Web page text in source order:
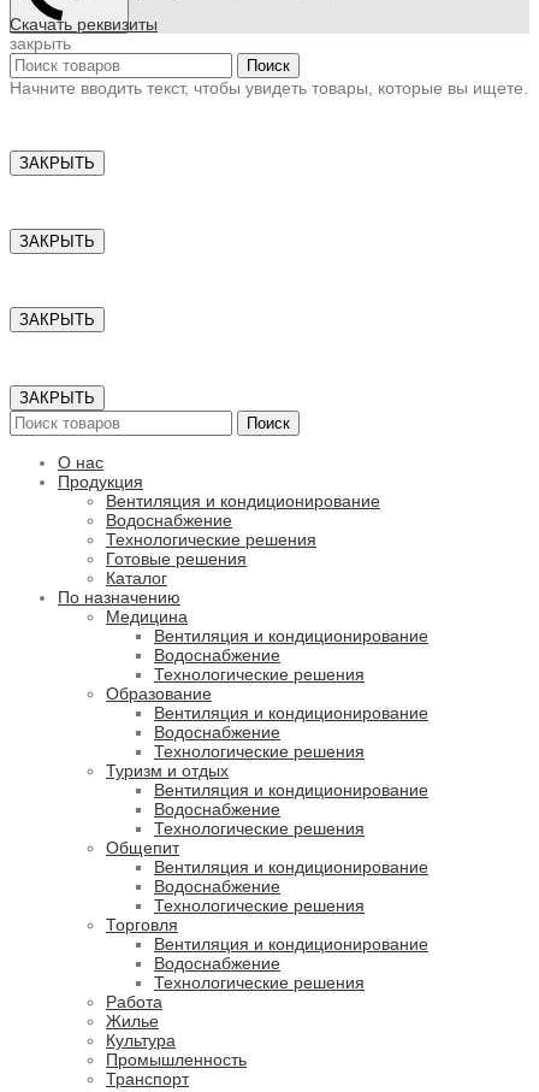
Скачать реквизиты
закрыть
Поиск
Начните вводить текст, чтобы увидеть товары, которые вы ищете.
ЗАКРЫТЬ
ЗАКРЫТЬ
ЗАКРЫТЬ
ЗАКРЫТЬ
Поиск
О нас
Продукция
Вентиляция и кондиционирование
Водоснабжение
Технологические решения
Готовые решения
Каталог
По назначению
Медицина
Вентиляция и кондиционирование
Водоснабжение
Технологические решения
Образование
Вентиляция и кондиционирование
Водоснабжение
Технологические решения
Туризм и отдых
Вентиляция и кондиционирование
Водоснабжение
Технологические решения
Общепит
Вентиляция и кондиционирование
Водоснабжение
Технологические решения
Торговля
Вентиляция и кондиционирование
Водоснабжение
Технологические решения
Работа
Жилье
Культура
Промышленность
Транспорт